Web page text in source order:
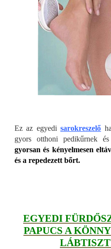
Ez az egyedisarokreszelő
gyors otthoni pedikűrnek és
gyorsan és kényelmesen
és a repedezett bőrt.
EGYEDI
PAPUCS A